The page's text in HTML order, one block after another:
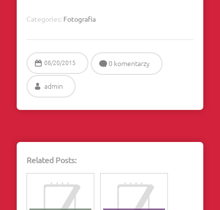
Categories: Fotografia
08/20/2015 0 komentarzy
admin
Related Posts: